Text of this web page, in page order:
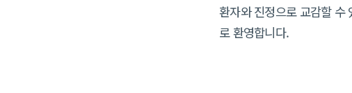
환자와 진정으로 교감할
로 환영합니다.